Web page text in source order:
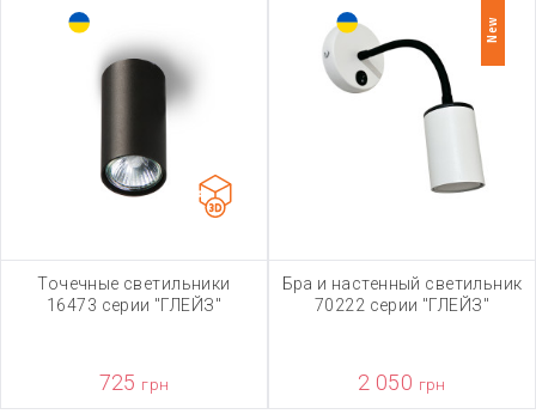
Точечные светильники
16473 серии "ГЛЕЙЗ"
725 грн
New
Бра и настенный светильник
70222 серии "ГЛЕЙЗ"
2 050 грн